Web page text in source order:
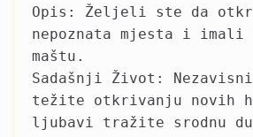
Opis: Željeli ste da
nepoznata mjesta i imali
maštu.
Sadašnji Život:
težite otkrivanju novih
ljubavi tražite srodnu